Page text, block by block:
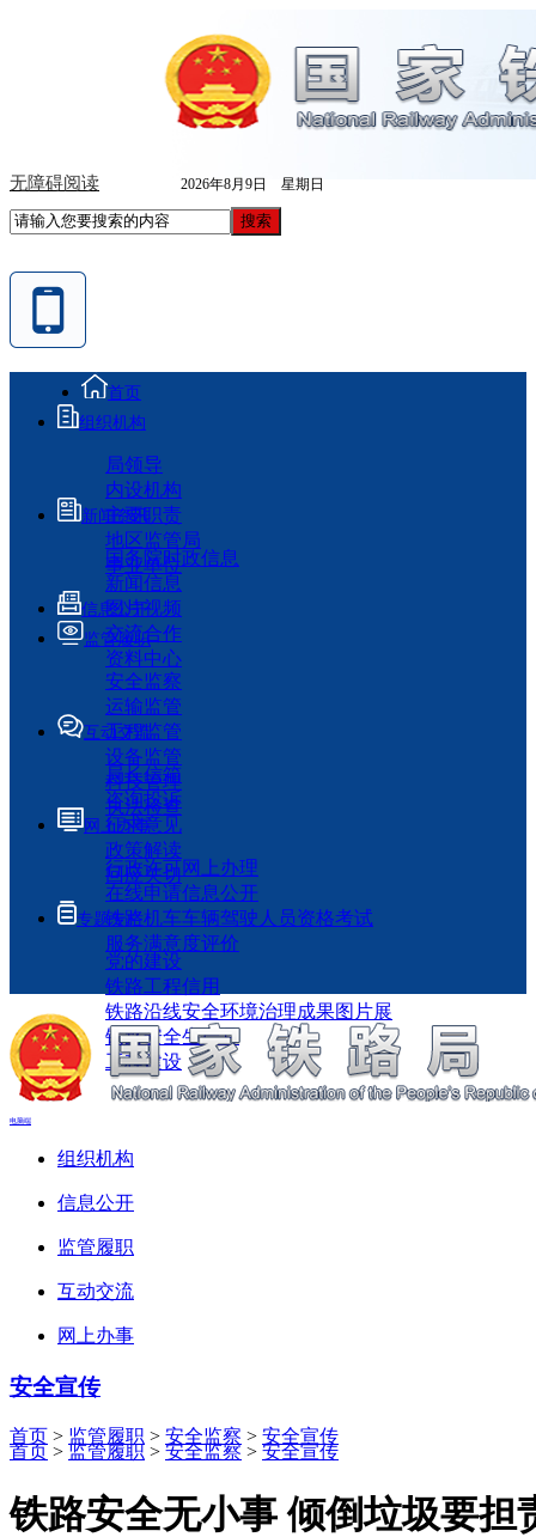
无障碍阅读 2026年8月9日 星期日
首页
组织机构
局领导
内设机构
主要职责
地区监管局
事业单位
新闻资讯
国务院时政信息
新闻信息
图片视频
交流合作
资料中心
信息公开
监管履职
安全监察
运输监管
工程监管
设备监管
科技管理
执法检查
互动交流
局长信箱
咨询投诉
征求意见
政策解读
回应关切
网上办事
行政许可网上办理
在线申请信息公开
铁路机车车辆驾驶人员资格考试
服务满意度评价
专题专栏
党的建设
铁路工程信用
铁路沿线安全环境治理成果图片展
铁路安全生产月
工程建设
电脑端
组织机构
信息公开
监管履职
互动交流
网上办事
安全宣传
首页 > 监管履职 > 安全监察 > 安全宣传
首页 > 监管履职 > 安全监察 > 安全宣传
铁路安全无小事 倾倒垃圾要担